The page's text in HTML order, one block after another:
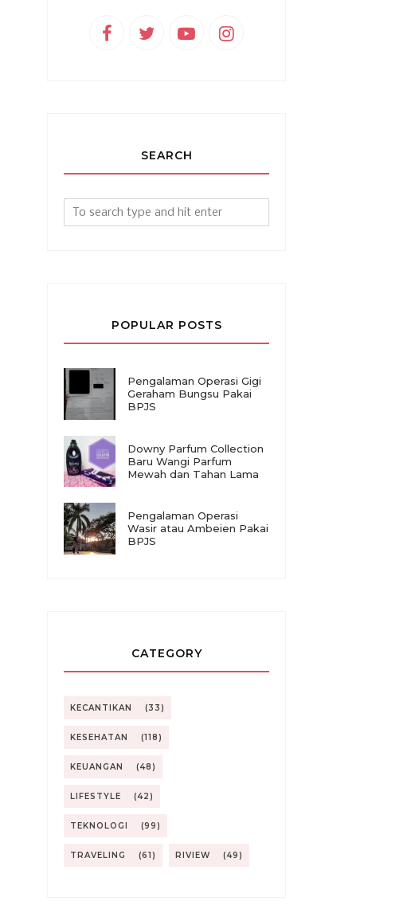
SEARCH
POPULAR POSTS
Pengalaman Operasi Gigi
Geraham Bungsu Pakai
BPJS
Downy Parfum Collection
Baru Wangi Parfum
Mewah dan Tahan Lama
Pengalaman Operasi
Wasir atau Ambeien Pakai
BPJS
CATEGORY
KECANTIKAN (33)
KESEHATAN (118)
KEUANGAN (48)
LIFESTYLE (42)
TEKNOLOGI (99)
TRAVELING (61) RIVIEW (49)